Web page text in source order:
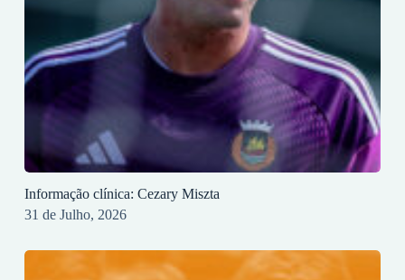
Informação clínica: Cezary Miszta
31 de Julho, 2026